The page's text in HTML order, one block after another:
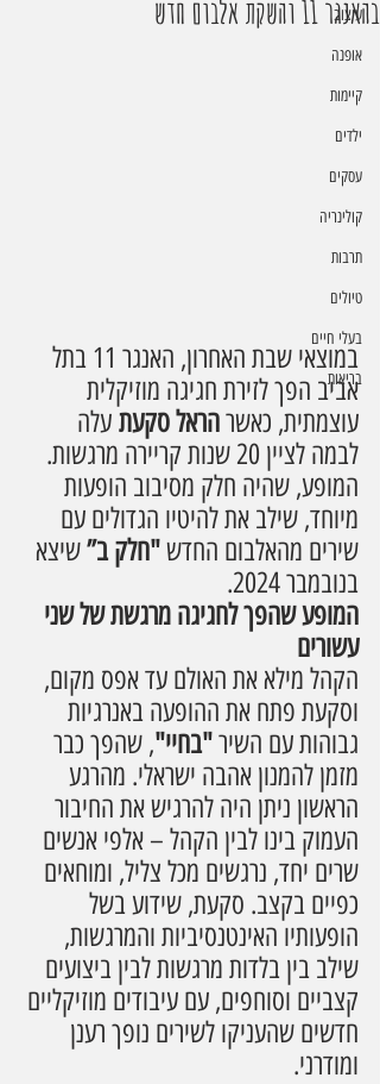
עיצוב
אופנה
קיימות
ילדים
עסקים
קולינריה
תרבות
טיולים
בעלי חיים
בריאות
בהאנגר 11 והשקת אלבום חדש
במוצאי שבת האחרון, האנגר 11 בתל
אביב הפך לזירת חגיגה מוזיקלית
עוצמתית, כאשר הראל סקעת עלה
לבמה לציין 20 שנות קריירה מרגשות.
המופע, שהיה חלק מסיבוב הופעות
מיוחד, שילב את להיטיו הגדולים עם
שירים מהאלבום החדש "חלק ב” שיצא
בנובמבר 2024.
המופע שהפך לחגיגה מרגשת של שני
עשורים
הקהל מילא את האולם עד אפס מקום,
וסקעת פתח את ההופעה באנרגיות
גבוהות עם השיר "בחיי", שהפך כבר
מזמן להמנון אהבה ישראלי. מהרגע
הראשון ניתן היה להרגיש את החיבור
העמוק בינו לבין הקהל – אלפי אנשים
שרים יחד, נרגשים מכל צליל, ומוחאים
כפיים בקצב. סקעת, שידוע בשל
הופעותיו האינטנסיביות והמרגשות,
שילב בין בלדות מרגשות לבין ביצועים
קצביים וסוחפים, עם עיבודים מוזיקליים
חדשים שהעניקו לשירים נופך רענן
ומודרני.